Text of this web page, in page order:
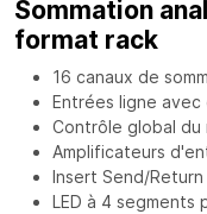
Sommation
format rack
16 canaux de
Entrées ligne avec
Contrôle global du
Amplificateurs
Insert Send/
LED à 4 segments